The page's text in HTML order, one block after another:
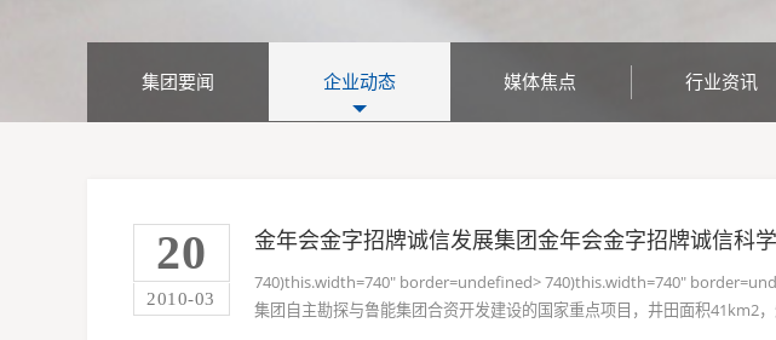
集团要闻 企业动态 媒体焦点 行业资讯
20
2010-03
金年会金字招牌诚信发展集团金年会金字招牌诚信科
740)this.width=740" border=undefined> 740)this.width=740"
集团自主勘探与鲁能集团合资开发建设的国家重点项目，井田面积41km2